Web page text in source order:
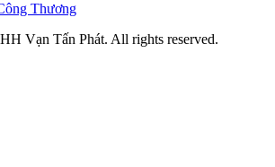
Vạn Tấn Phát. All rights reserved.